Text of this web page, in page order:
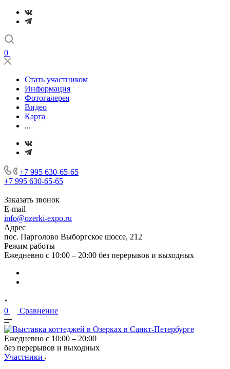
0
Стать участником
Информация
Фотогалерея
Видео
Карта
...
+7 995 630-65-65
+7 995 630-65-65
Заказать звонок
E-mail
info@ozerki-expo.ru
Адрес
пос. Парголово Выборгское шоссе, 212
Режим работы
Ежедневно с 10:00 – 20:00 без перерывов и выходных
0 Сравнение
Ежедневно с 10:00 – 20:00
без перерывов и выходных
Участники